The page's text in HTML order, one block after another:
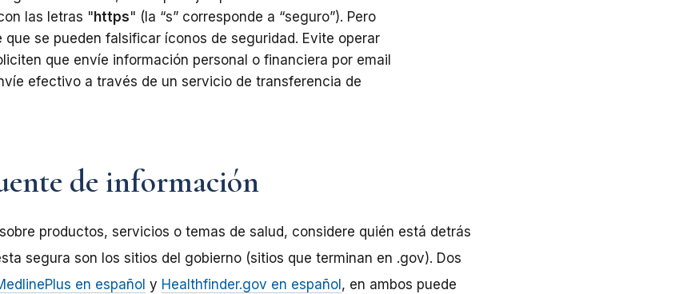
las letras " https" (la “s” corresponde a “seguro”). Pero
se pueden falsificar íconos de seguridad. Evite operar
que envíe información personal o financiera por email
efectivo a través de un servicio de transferencia de
de información
productos, servicios o temas de salud, considere quién está detrás
segura son los sitios del gobierno (sitios que terminan en .gov). Dos
en español y Healthfinder.gov en español , en ambos puede